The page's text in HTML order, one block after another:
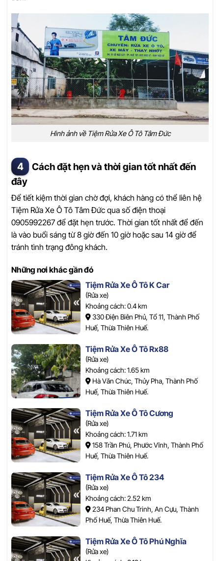
Hình ảnh về Tiệm Rửa Xe Ô Tô Tâm Đức
Cách đặt hẹn và thời gian tốt nhất đến
đây
Để tiết kiệm thời gian chờ đợi, khách hàng có thể liên hệ
Tiệm Rửa Xe Ô Tô Tâm Đức qua số điện thoại
0905992267 để đặt hẹn trước. Thời gian tốt nhất để đến
là vào buổi sáng từ 8 giờ đến 10 giờ hoặc sau 14 giờ để
tránh tình trạng đông khách.
Những nơi khác gần đó
Tiệm Rửa Xe Ô Tô K Car
(Rửa xe)
Khoảng cách: 0.4 km
330 Điện Biên Phủ, Tổ 11, Thành Phố
Huế, Thừa Thiên Huế.
Tiệm Rửa Xe Ô Tô Rx88
(Rửa xe)
Khoảng cách: 1.65 km
Hà Văn Chúc, Thủy Pha, Thành Phố
Huế, Thừa Thiên Huế.
Tiệm Rửa Xe Ô Tô Cương
(Rửa xe)
Khoảng cách: 1.71 km
158 Trần Phú, Phước Vĩnh, Thành Phố
Huế, Thừa Thiên Huế.
Tiệm Rửa Xe Ô Tô 234
(Rửa xe)
Khoảng cách: 2.52 km
234 Phan Chu Trinh, An Cựu, Thành
Phố Huế, Thừa Thiên Huế.
Tiệm Rửa Xe Ô Tô Phú Nghĩa
(Rửa xe)